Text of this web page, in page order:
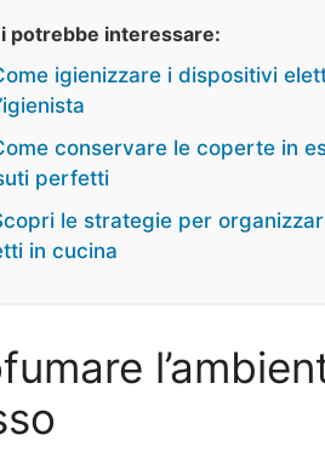
potrebbe interessare:
igienizzare i dispositivi
conservare le coperte in
perfetti
le strategie per
in cucina